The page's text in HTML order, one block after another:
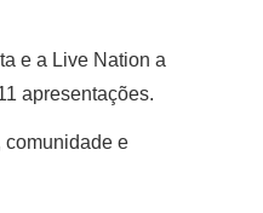
e a Live Nation a
apresentações.
comunidade e